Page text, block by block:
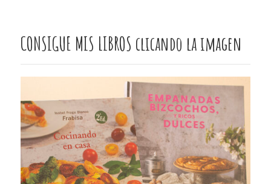
CONSIGUE MIS LIBROS clicando la imagen